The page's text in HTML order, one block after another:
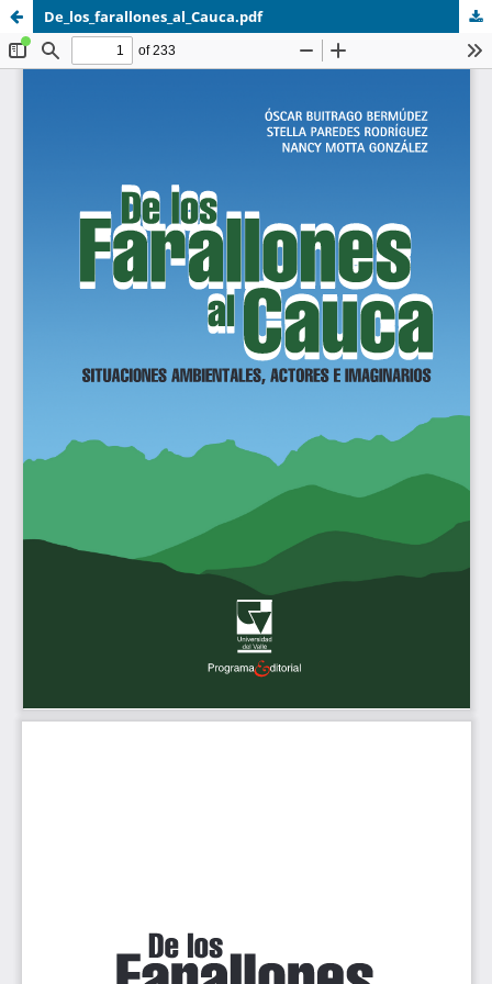
De_los_farallones_al_Cauca.pdf